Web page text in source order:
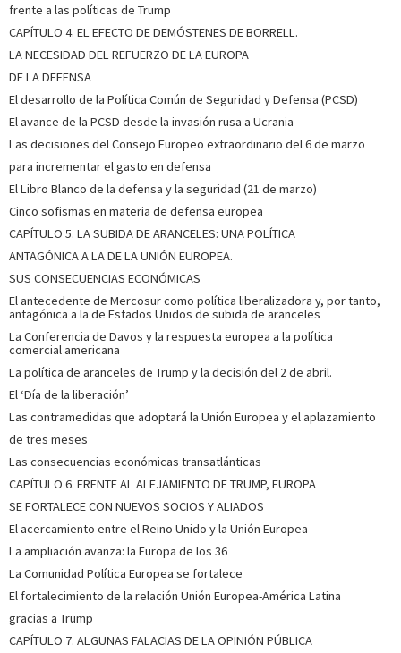
frente a las políticas de Trump
CAPÍTULO 4. EL EFECTO DE DEMÓSTENES DE BORRELL.
LA NECESIDAD DEL REFUERZO DE LA EUROPA
DE LA DEFENSA
El desarrollo de la Política Común de Seguridad y Defensa (PCSD)
El avance de la PCSD desde la invasión rusa a Ucrania
Las decisiones del Consejo Europeo extraordinario del 6 de marzo
para incrementar el gasto en defensa
El Libro Blanco de la defensa y la seguridad (21 de marzo)
Cinco sofismas en materia de defensa europea
CAPÍTULO 5. LA SUBIDA DE ARANCELES: UNA POLÍTICA
ANTAGÓNICA A LA DE LA UNIÓN EUROPEA.
SUS CONSECUENCIAS ECONÓMICAS
El antecedente de Mercosur como política liberalizadora y, por tanto,
antagónica a la de Estados Unidos de subida de aranceles
La Conferencia de Davos y la respuesta europea a la política
comercial americana
La política de aranceles de Trump y la decisión del 2 de abril.
El ‘Día de la liberación’
Las contramedidas que adoptará la Unión Europea y el aplazamiento
de tres meses
Las consecuencias económicas transatlánticas
CAPÍTULO 6. FRENTE AL ALEJAMIENTO DE TRUMP, EUROPA
SE FORTALECE CON NUEVOS SOCIOS Y ALIADOS
El acercamiento entre el Reino Unido y la Unión Europea
La ampliación avanza: la Europa de los 36
La Comunidad Política Europea se fortalece
El fortalecimiento de la relación Unión Europea-América Latina
gracias a Trump
CAPÍTULO 7. ALGUNAS FALACIAS DE LA OPINIÓN PÚBLICA